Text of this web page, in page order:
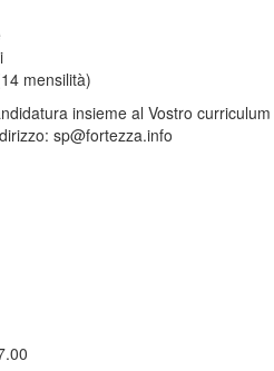
mensilità)
insieme al Vostro curriculum
sp@fortezza.info